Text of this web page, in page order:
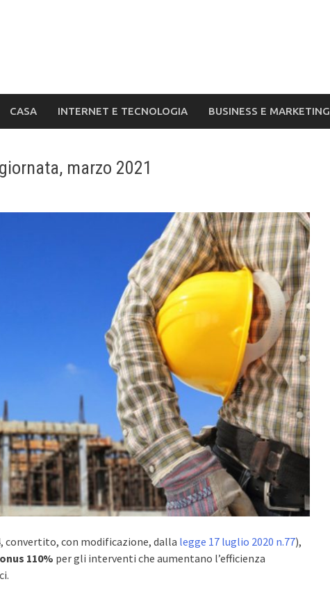
CASA INTERNET E TECNOLOGIA BUSINESS E MARKETING
marzo 2021
convertito, con modificazione, dalla legge 17 luglio 2020 n.77),
110% per gli interventi che aumentano l’efficienza